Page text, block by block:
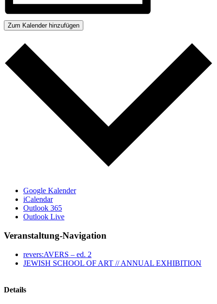
Zum Kalender hinzufügen
Google Kalender
iCalendar
Outlook 365
Outlook Live
Veranstaltung-Navigation
revers:AVERS – ed. 2
JEWISH SCHOOL OF ART // ANNUAL EXHIBITION
Details